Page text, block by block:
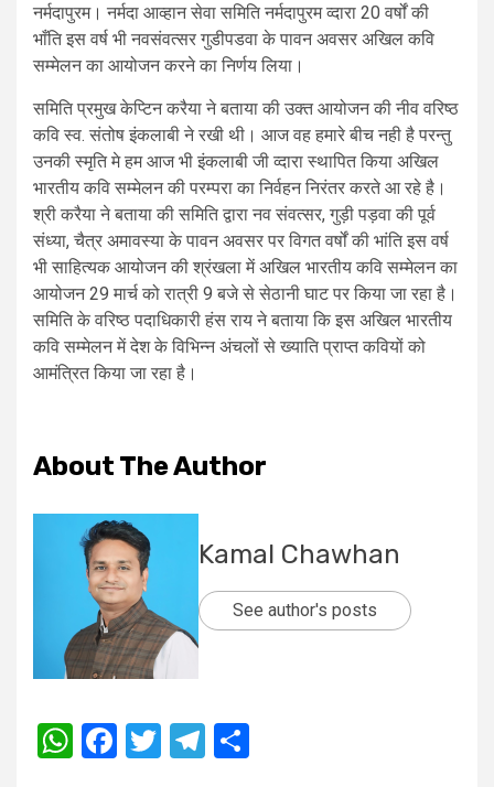
नर्मदापुरम। नर्मदा आव्हान सेवा समिति नर्मदापुरम व्दारा 20 वर्षों की
भाँति इस वर्ष भी नवसंवत्सर गुडीपडवा के पावन अवसर अखिल कवि
सम्मेलन का आयोजन करने का निर्णय लिया।
समिति प्रमुख केप्टिन करैया ने बताया की उक्त आयोजन की नीव वरिष्ठ
कवि स्व. संतोष इंकलाबी ने रखी थी। आज वह हमारे बीच नही है परन्तु
उनकी स्मृति मे हम आज भी इंकलाबी जी व्दारा स्थापित किया अखिल
भारतीय कवि सम्मेलन की परम्परा का निर्वहन निरंतर करते आ रहे है।
श्री करैया ने बताया की समिति द्वारा नव संवत्सर, गुड़ी पड़वा की पूर्व
संध्या, चैत्र अमावस्या के पावन अवसर पर विगत वर्षों की भांति इस वर्ष
भी साहित्यक आयोजन की श्रंखला में अखिल भारतीय कवि सम्मेलन का
आयोजन 29 मार्च को रात्री 9 बजे से सेठानी घाट पर किया जा रहा है।
समिति के वरिष्ठ पदाधिकारी हंस राय ने बताया कि इस अखिल भारतीय
कवि सम्मेलन में देश के विभिन्न अंचलों से ख्याति प्राप्त कवियों को
आमंत्रित किया जा रहा है।
About The Author
Kamal Chawhan
See author's posts
WhatsApp
Facebook
TwitterTelegram